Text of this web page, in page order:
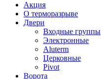
Акция
О терморазрыве
Двери
Входные группы
Электронные
Aluterm
Церковные
Pivot
Ворота